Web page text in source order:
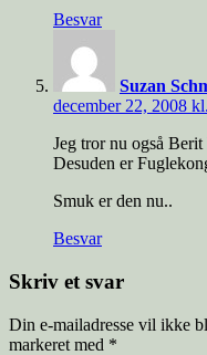
Besvar
Suzan
december 22, 2008
Jeg tror nu også
Desuden er
Smuk er den nu..
Besvar
Skriv et svar
Din e-mailadresse vil ikke
markeret med *